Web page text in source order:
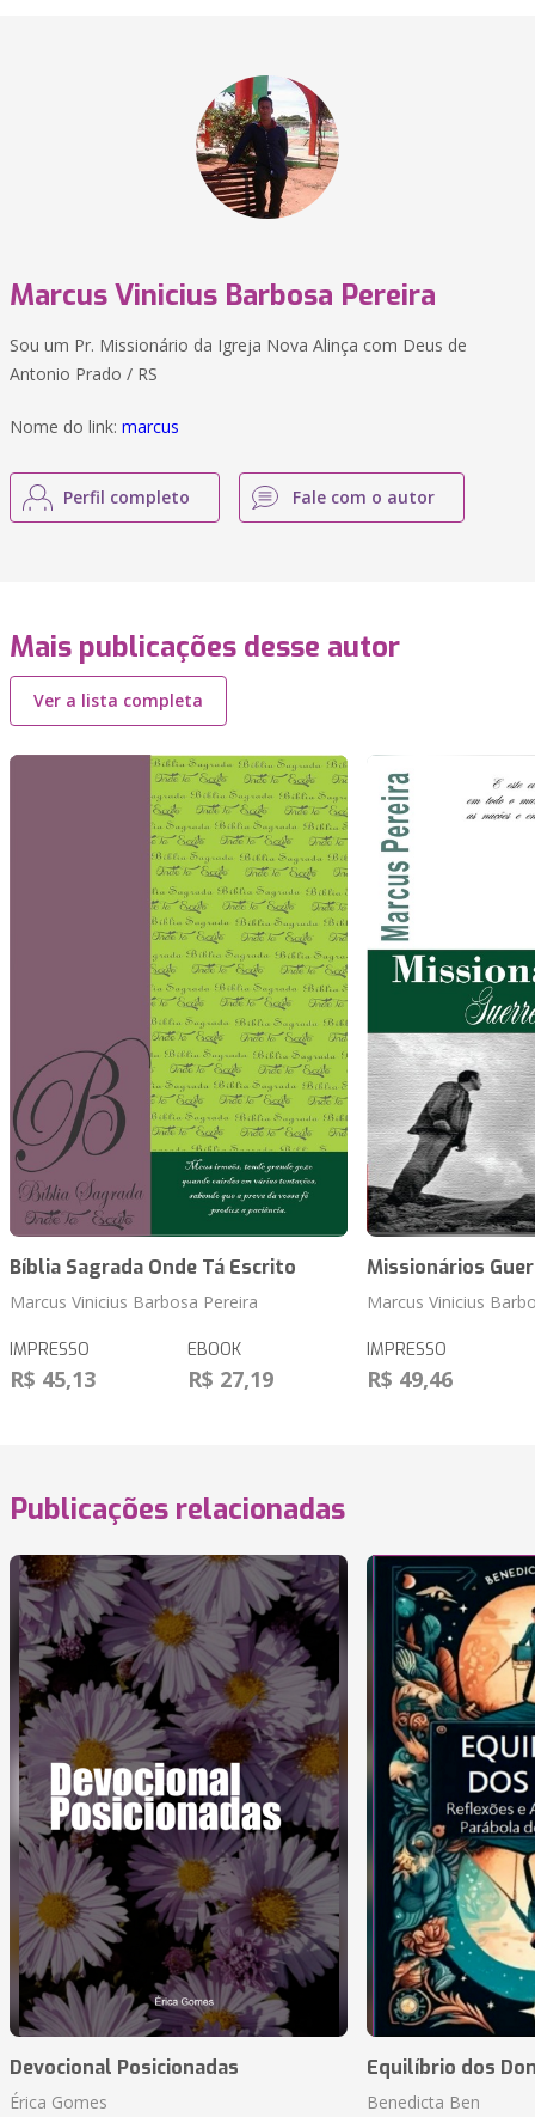
Marcus Vinicius Barbosa Pereira
Sou um Pr. Missionário da Igreja Nova Alinça com Deus de
Antonio Prado / RS
Nome do link: marcus
Perfil completo Fale com o autor
Mais publicações desse autor
Ver a lista completa
Bíblia Sagrada Onde Tá Escrito
Marcus Vinicius Barbosa Pereira
IMPRESSO
R$ 45,13
EBOOK
R$ 27,19
Missionários
Marcus Vinicius
IMPRESSO
R$ 49,46
Publicações relacionadas
Devocional Posicionadas
Érica Gomes
Equilíbrio dos
Benedicta Ben